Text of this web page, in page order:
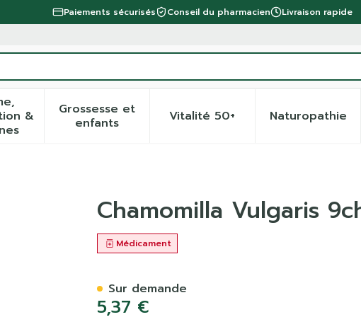
Paiements sécurisés Conseil du pharmacien Livraison rapide
pour la catégorie Beauté, soins et hygiène
& le sous-menu pour la catégorie Régime, alimentation
Grossesse et
enfants
Afficher le sous-menu pour la catégorie
Vitalité 50+Afficher le sous-menu
Naturopathie
Afficher
Gr 4g Boiron
Chamomilla Vulgaris
Médicament
5,37 €
Sur demande